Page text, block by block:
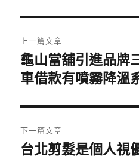
章
導
覽
上一篇文章
上
一
文
章:
龜山當舖引進品牌
車借款有噴霧降溫
下一篇文章
下
台北剪髮是個人視